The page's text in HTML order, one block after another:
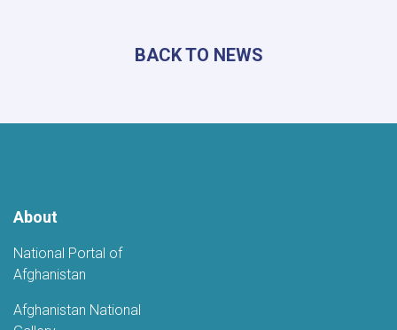
Afghanistan’s
BACK TO NEWS
About
National Portal of
Afghanistan
Afghanistan National